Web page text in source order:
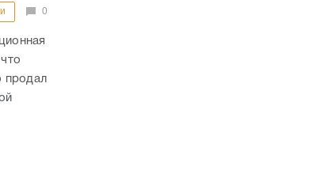
0
продал